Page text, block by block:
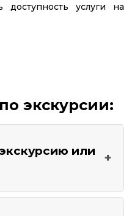
услуги на
экскурсии:
или